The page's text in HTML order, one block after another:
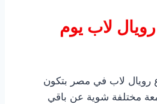
لاب يوم
رويال لاب في مصر بتكون
مختلفة شوية عن باقي